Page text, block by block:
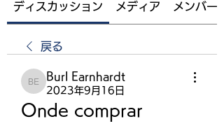
ディスカッション メディア メンバー
戻る
Burl Earnhardt
Burl Earnhardt
2023年9月16日
Onde comprar